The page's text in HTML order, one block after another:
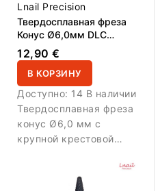
Lnail Precision
Твердосплавная фреза
Конус Ø6,0мм DLC
Крупная крестовая
насечка Super Cut РЧ
14,6мм
12,90 €
В КОРЗИНУ
Доступно: 14 В наличии
Твердосплавная фреза
конус Ø6,0 мм с
крупной крестовой
DLC-покрытием и AL
14,6 мм. Предназначена